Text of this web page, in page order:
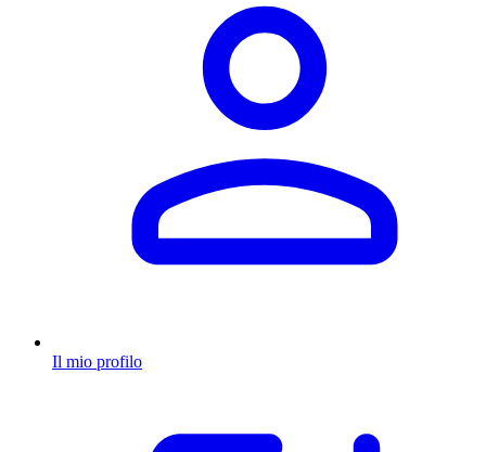
Il mio profilo